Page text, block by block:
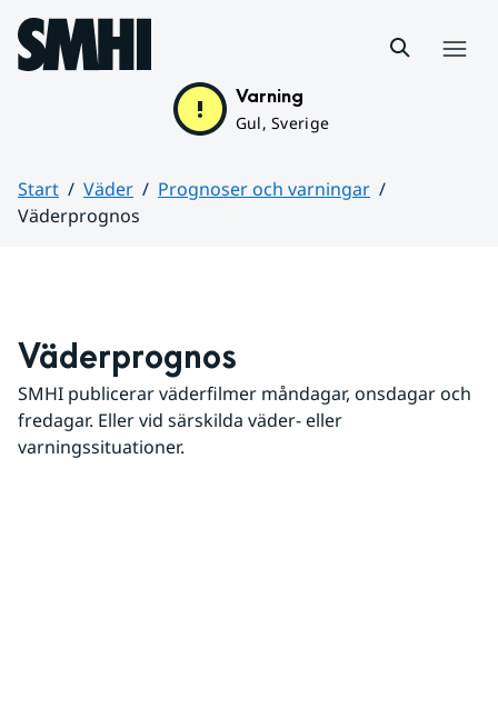
Hoppa till sidans innehåll
Varning
Gul, Sverige
Start Väder
Prognoser och varningar
Väderprognos
Väderprognos
SMHI publicerar väderfilmer måndagar, onsdagar och
fredagar. Eller vid särskilda väder- eller
varningssituationer.